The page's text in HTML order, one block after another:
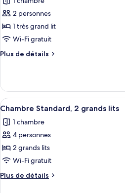
les
photos
pour
ce
type
de
Chambre
Standard,
1
très
grand
lit
2 personnes
1 très grand lit
Wi-Fi gratuit
Plus de détails
Plus
Chambre
Standard,
1
grand
lit
Afficher
toutes
les
photos
pour
ce
type
de
4
Chambre Standard, 2 grands lits
1 chambre
4 personnes
2 grands lits
Wi-Fi gratuit
Plus de détails
Plus